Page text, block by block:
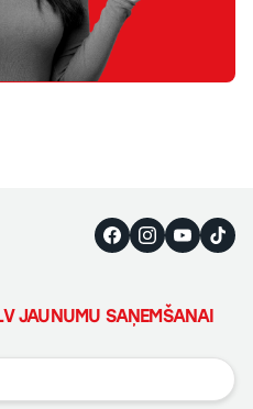
JAUNUMU SAŅEMŠANAI